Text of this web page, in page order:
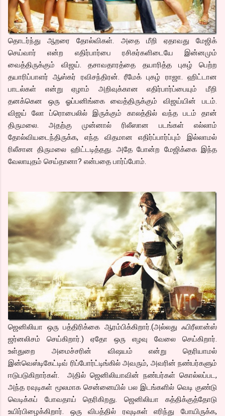
தொடர்ந்து ஆறரை தோல்விகள். அதை மீறி ஏதாவது மேஜிக்
செய்வார் என்ற எதிர்பார்பை ரசிகர்களிடையே இன்னமும்
வைத்திருக்கும் விஜய். தசாவதாரத்தை தயாரித்த புகழ் பெற்ற
தயாரிப்பாளர் ஆஸ்கர் ரவிசந்திரன். ரீமேக் புகழ் ராஜா. ஹிட்டான
பாடல்கள் என்று ஏழாம் அறிவுக்கான எதிர்பார்ப்பையும் மீறி
தனக்கென ஒரு ஓப்பனிங்கை வைத்திருக்கும் விஜய்யின் படம்.
விஜய் லோ ப்ரொபைலில் இருக்கும் காலத்தில் வந்த படம் தான்
திருமலை. அதற்கு முன்னால் ரிலீஸான படங்கள் எல்லாம்
தோல்வியடைந்திருக்க, எந்த விதமான எதிர்ப்பார்ப்பும் இல்லாமல்
ரிலீசான திருமலை ஹிட்டடித்தது. அதே போன்ற மேஜிக்கை இந்த
வேலாயுதம் செய்தானா? என்பதை பார்ப்போம்.
ஜெனிலியா ஒரு பத்திரிக்கை ஆரம்பிக்கிறார்.(அல்லது ஃபிரீலான்ஸ்
ஜர்னலிசம் செய்கிறார்.) ஏதோ ஒரு எழவு வேலை செய்கிறார்.
உள்துறை அமைச்சரின் விஷயம் என்று தெரியாமல்
இன்வெஸ்டிகேட்டிவ் ரிப்போர்ட்டிங்கில் அவரும், அவரின் நண்பர்களும்
ஈடுபடுகிறார்கள். அதில் ஜெனிலியாவின் நண்பர்கள் கொல்லப்பட,
அந்த ரவுடிகள் மூலமாக சென்னையில் பல இடங்களில் வெடி குண்டு
வெடிக்கப் போவதாய் தெரிகிறது. ஜெனிலியா கத்திக்குத்தோடு
உயிர்பிழைக்கிறார். ஒரு விபத்தில் ரவுடிகள் எரிந்து போயிருக்க,